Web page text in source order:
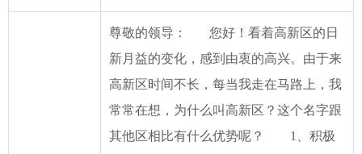
尊敬的领导： 您好！看着高新区的日
新月益的变化，感到由衷的高兴。由于来
高新区时间不长，每当我走在马路上，我
常常在想，为什么叫高新区？这个名字跟
其他区相比有什么优势呢？ 1、积极